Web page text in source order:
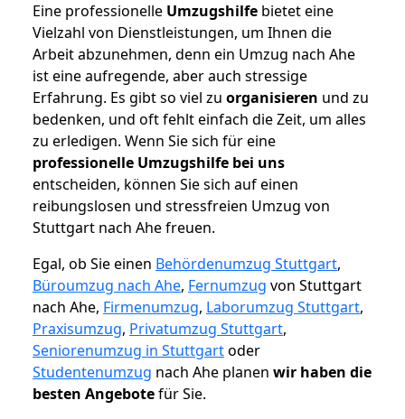
Eine professionelle Umzugshilfe bietet eine
Vielzahl von Dienstleistungen, um Ihnen die
Arbeit abzunehmen, denn ein Umzug nach Ahe
ist eine aufregende, aber auch stressige
Erfahrung. Es gibt so viel zu organisieren und zu
bedenken, und oft fehlt einfach die Zeit, um alles
zu erledigen. Wenn Sie sich für eine
professionelle Umzugshilfe bei uns
entscheiden, können Sie sich auf einen
reibungslosen und stressfreien Umzug von
Stuttgart nach Ahe freuen.
Egal, ob Sie einen Behördenumzug Stuttgart,
Büroumzug nach Ahe, Fernumzug von Stuttgart
nach Ahe, Firmenumzug, Laborumzug Stuttgart,
Praxisumzug, Privatumzug Stuttgart,
Seniorenumzug in Stuttgartoder
Studentenumzug nach Ahe planen wir haben die
besten Angebotefür Sie.